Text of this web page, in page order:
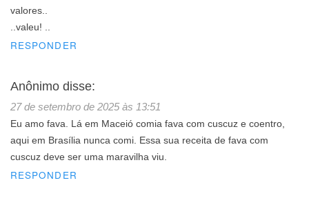
valores..
..valeu! ..
RESPONDER
Anônimo disse:
27 de setembro de 2025 às 13:51
Eu amo fava. Lá em Maceió comia fava com cuscuz e coentro,
aqui em Brasília nunca comi. Essa sua receita de fava com
cuscuz deve ser uma maravilha viu.
RESPONDER